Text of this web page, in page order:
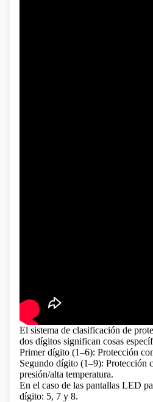
El sistema de clasificación de
dos dígitos significan cosas
Primer dígito (1–6): Protección
Segundo dígito (1–9): Protección
presión/alta temperatura.
En el caso de las pantallas LED
dígito: 5, 7 y 8.